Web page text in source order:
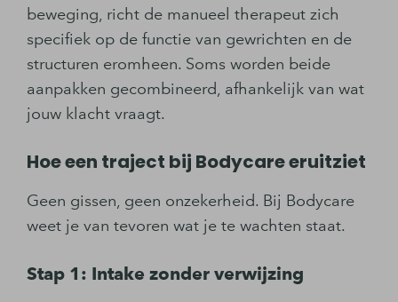
beweging, richt de manueel therapeut zich
specifiek op de functie van gewrichten en de
structuren eromheen. Soms worden beide
aanpakken gecombineerd, afhankelijk van wat
jouw klacht vraagt.
Hoe een traject bij Bodycare eruitziet
Geen gissen, geen onzekerheid. Bij Bodycare
weet je van tevoren wat je te wachten staat.
Stap 1: Intake zonder verwijzing